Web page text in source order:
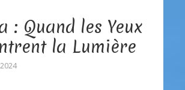
: Quand les Yeux
la Lumière